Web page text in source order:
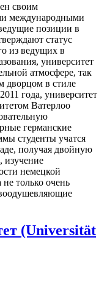
своим
международными
позиции в
статус
из ведущих в
университет
атмосфере, так
дворцом в стиле
года, университет
Ватерлоо
германские
студенты учатся
получая двойную
изучение
немецкой
только очень
(Universität